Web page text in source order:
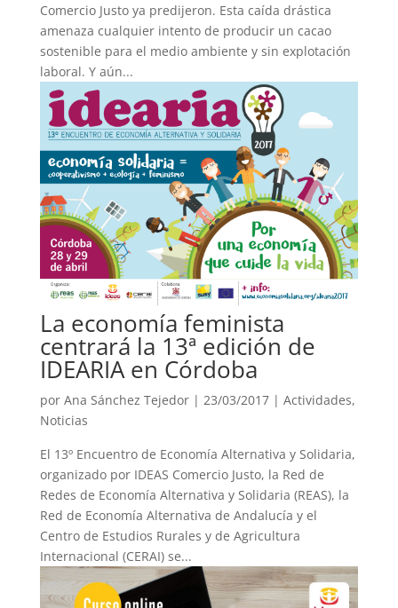
Comercio Justo ya predijeron. Esta caída drástica
amenaza cualquier intento de producir un cacao
sostenible para el medio ambiente y sin explotación
laboral. Y aún...
La economía feminista
centrará la 13ª edición de
IDEARIA en Córdoba
por Ana Sánchez Tejedor| 23/03/2017 | Actividades,
Noticias
El 13º Encuentro de Economía Alternativa y Solidaria,
organizado por IDEAS Comercio Justo, la Red de
Redes de Economía Alternativa y Solidaria (REAS), la
Red de Economía Alternativa de Andalucía y el
Centro de Estudios Rurales y de Agricultura
Internacional (CERAI) se...